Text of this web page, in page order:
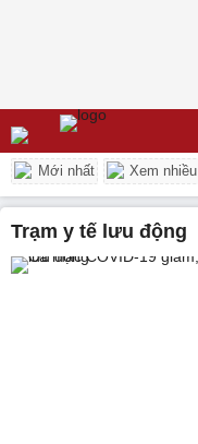
Mới nhất Xem nhiều
trạm y tế lưu động